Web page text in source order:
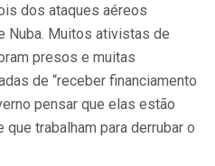
dos ataques aéreos
Nuba. Muitos ativistas de
presos e muitas
de “receber financiamento
pensar que elas estão
trabalham para derrubar o